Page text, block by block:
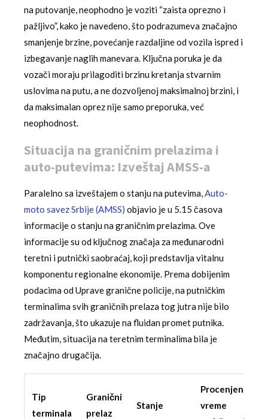
na putovanje, neophodno je voziti “zaista oprezno i
pažljivo”, kako je navedeno, što podrazumeva značajno
smanjenje brzine, povećanje razdaljine od vozila ispred i
izbegavanje naglih manevara. Ključna poruka je da
vozači moraju prilagoditi brzinu kretanja stvarnim
uslovima na putu, a ne dozvoljenoj maksimalnoj brzini, i
da maksimalan oprez nije samo preporuka, već
neophodnost.
Situacija na graničnim prelazima i
auto-putevima: Izveštaj AMSS-a
Paralelno sa izveštajem o stanju na putevima,Auto-
moto savez Srbije (AMSS) objavio je u 5.15 časova
informacije o stanju na graničnim prelazima. Ove
informacije su od ključnog značaja za međunarodni
teretni i putnički saobraćaj, koji predstavlja vitalnu
komponentu regionalne ekonomije. Prema dobijenim
podacima od Uprave granične policije, na putničkim
terminalima svih graničnih prelaza tog jutra nije bilo
zadržavanja, što ukazuje na fluidan promet putnika.
Međutim, situacija na teretnim terminalima bila je
značajno drugačija.
Tip
terminala
Granični
prelaz
Stanje
Procenjeno
vreme